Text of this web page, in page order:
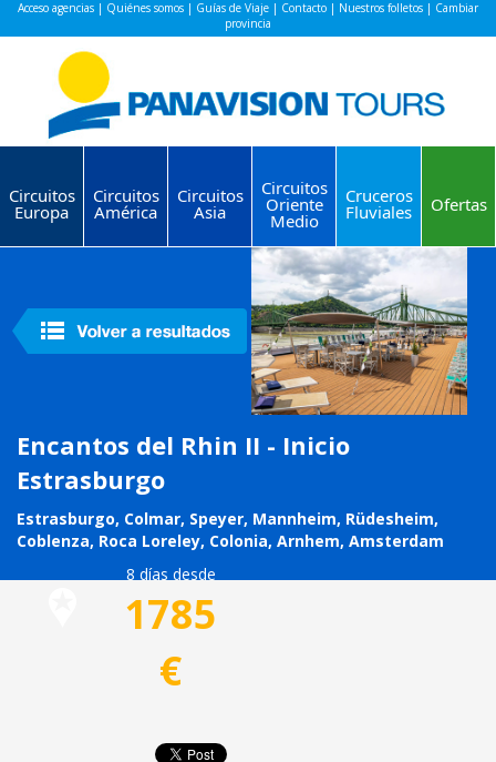
Acceso agencias | Quiénes somos | Guías de Viaje | Contacto | Nuestros folletos | Cambiar
provincia
Circuitos
Europa
Circuitos
América
Circuitos
Asia
Circuitos
Oriente
Medio
Cruceros
Fluviales Ofertas
Encantos del Rhin II - Inicio
Estrasburgo
Estrasburgo, Colmar, Speyer, Mannheim, Rüdesheim,
Coblenza, Roca Loreley, Colonia, Arnhem, Amsterdam
8 días desde
1785
€